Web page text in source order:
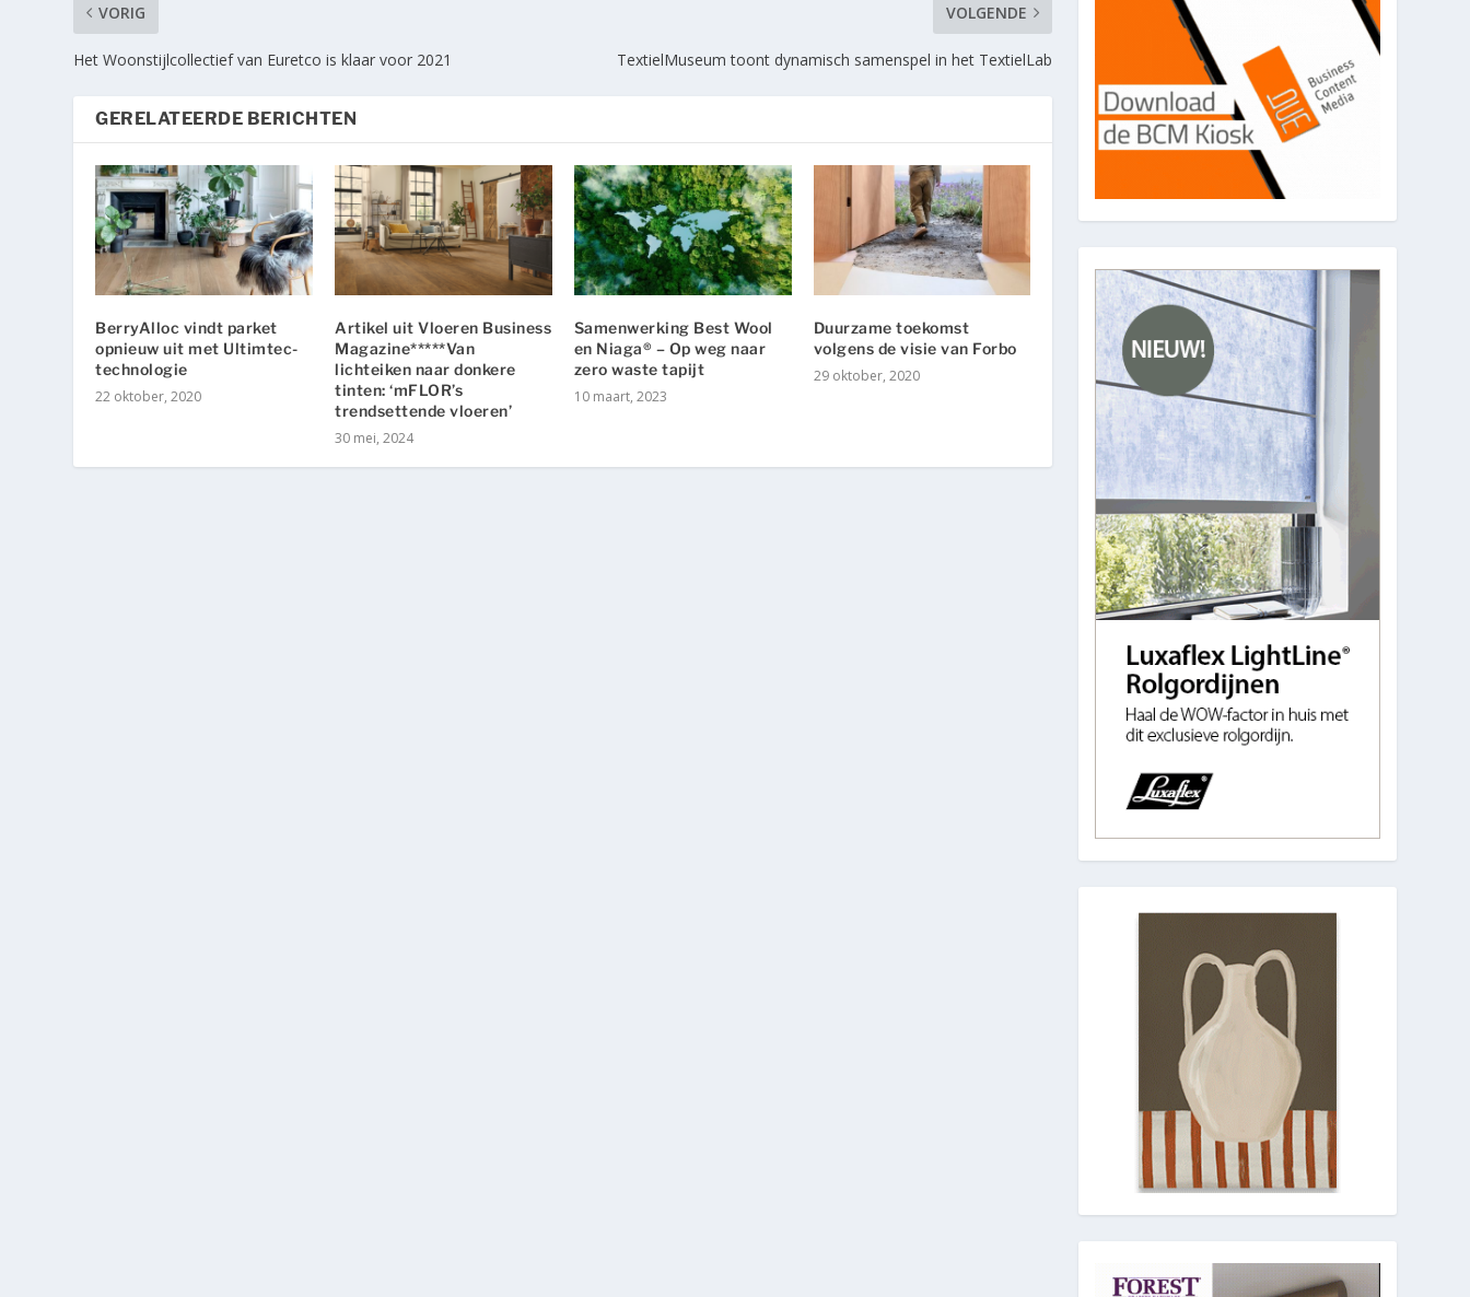
VORIG
Het Woonstijlcollectief van Euretco is klaar voor 2021
VOLGENDE
TextielMuseum toont dynamisch samenspel in het TextielLab
GERELATEERDE BERICHTEN
BerryAlloc vindt parket
opnieuw uit met Ultimtec-
technologie
22 oktober, 2020
Artikel uit Vloeren Business
Magazine*****Van
lichteiken naar donkere
tinten: ‘mFLOR’s
trendsettende vloeren’
30 mei, 2024
Samenwerking Best Wool
en Niaga® – Op weg naar
zero waste tapijt
10 maart, 2023
Duurzame toekomst
volgens de visie van Forbo
29 oktober, 2020